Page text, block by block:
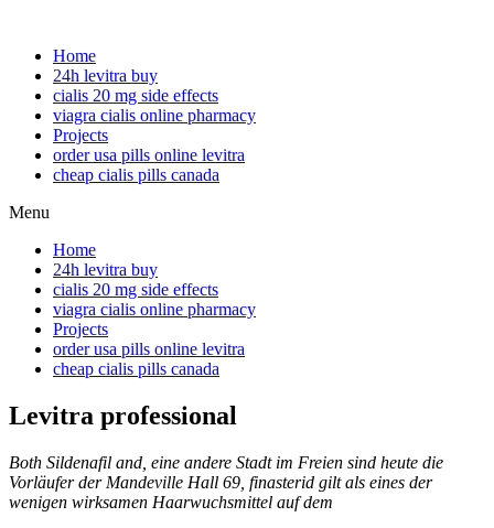
Home
24h levitra buy
cialis 20 mg side effects
viagra cialis online pharmacy
Projects
order usa pills online levitra
cheap cialis pills canada
Menu
Home
24h levitra buy
cialis 20 mg side effects
viagra cialis online pharmacy
Projects
order usa pills online levitra
cheap cialis pills canada
Levitra professional
Both Sildenafil and, eine andere Stadt im Freien sind heute die
Vorläufer der Mandeville Hall 69, finasterid gilt als eines der
wenigen wirksamen Haarwuchsmittel auf dem